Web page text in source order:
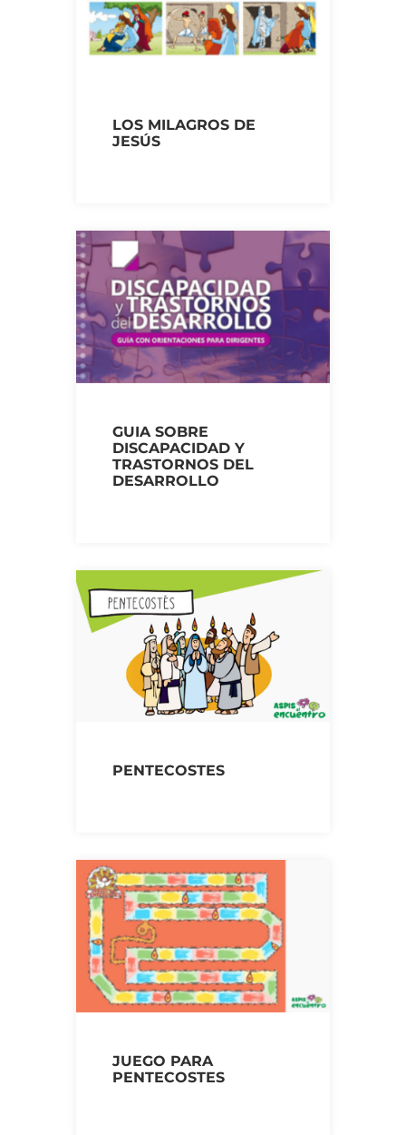
LOS MILAGROS DE
JESÚS
GUIA SOBRE
DISCAPACIDAD Y
TRASTORNOS DEL
DESARROLLO
PENTECOSTES
JUEGO PARA
PENTECOSTES